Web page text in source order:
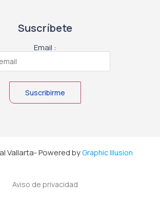
Suscríbete
Email :
Vallarta- Powered byGraphic Illusion
Aviso de privacidad